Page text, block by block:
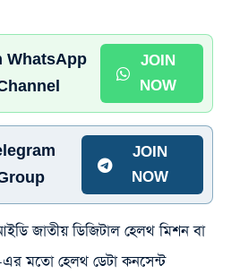
WhatsApp
JOIN
NOW
JOIN
NOW
জাতীয় ডিজিটাল হেলথ মিশন বা
মতো হেলথ ডেটা কনসেন্ট